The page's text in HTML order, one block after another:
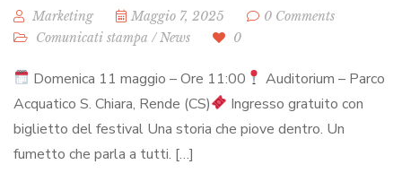
Marketing Maggio 7, 2025
0 Comments
Comunicati stampa / News 0
Domenica 11 maggio – Ore 11:00
Auditorium – Parco
Acquatico S. Chiara, Rende (CS)
Ingresso gratuito con
biglietto del festival Una storia che piove dentro. Un
fumetto che parla a tutti. […]